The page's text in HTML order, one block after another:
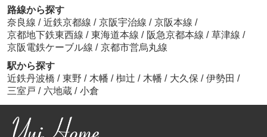
路線から探す
奈良線 / 近鉄京都線 / 京阪宇治線 / 京阪本線 /
京都地下鉄東西線 / 東海道本線 / 阪急京都本線 / 草津線 /
京阪電鉄ケーブル線 / 京都市営烏丸線
駅から探す
近鉄丹波橋 / 東野 / 木幡 / 椥辻 / 木幡 / 大久保 / 伊勢田 /
三室戸 / 六地蔵 / 小倉